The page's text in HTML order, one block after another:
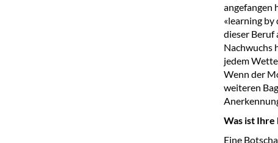
angefangen
«learning by
dieser Beruf
Nachwuchs
jedem
Wenn der
weiteren
Was ist Ihre
Eine